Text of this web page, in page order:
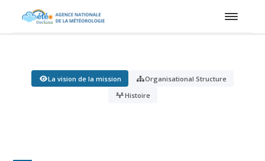
La vision de la mission
Organisational Structure
Histoire